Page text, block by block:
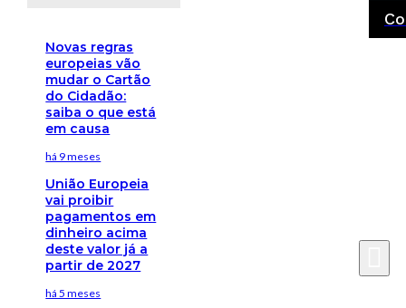
Novas regras
europeias vão
mudar o Cartão
do Cidadão:
saiba o que está
em causa
há 9 meses
União Europeia
vai proibir
pagamentos em
dinheiro acima
deste valor já a
partir de 2027
há 5 meses